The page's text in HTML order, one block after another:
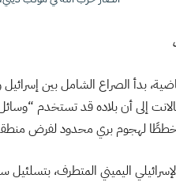
بدأ الصراع الشامل بين
إلى أن بلاده قد تستخدم
لهجوم بري محدود لفرض منطقة
اليميني المتطرف، بتسلئيل